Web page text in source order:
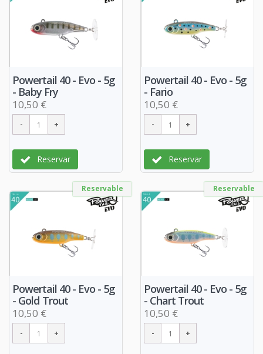
Powertail 40 - Evo - 5g
- Baby Fry
10,50 €
Reservar
Powertail 40 - Evo - 5g
- Fario
10,50 €
Reservar
Reservable
Powertail 40 - Evo - 5g
- Gold Trout
10,50 €
Reservable
Powertail 40 - Evo - 5g
- Chart Trout
10,50 €